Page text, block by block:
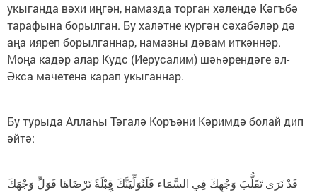
укыганда вәхи иңгән, намазда торган хәлендә Кәгъбә
тарафына борылган. Бу халәтне күргән сәхабәләр дә
аңа ияреп борылганнар, намазны дәвам иткәннәр.
Моңа кадәр алар Кудс (Иерусалим) шәһәрендәге әл-
Әкса мәчетенә карап укыганнар.
Бу турыда Аллаһы Тәгалә Коръәни Кәримдә болай дип
әйтә:
قَدْ نَرَى تَقَلُّبَ وَجْهِكَ فِي السَّمَاء فَلَنُوَلِّيَنَّكَ قِبْلَةً تَرْضَاهَا فَوَلِّ وَجْهَكَ